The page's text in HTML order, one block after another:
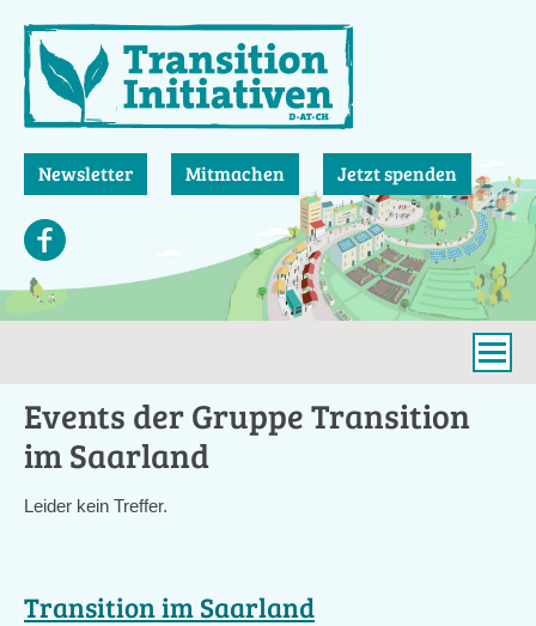
zum
Inhalt
Newsletter Mitmachen Jetzt spenden
Events der Gruppe Transition
im Saarland
Leider kein Treffer.
Transition im Saarland